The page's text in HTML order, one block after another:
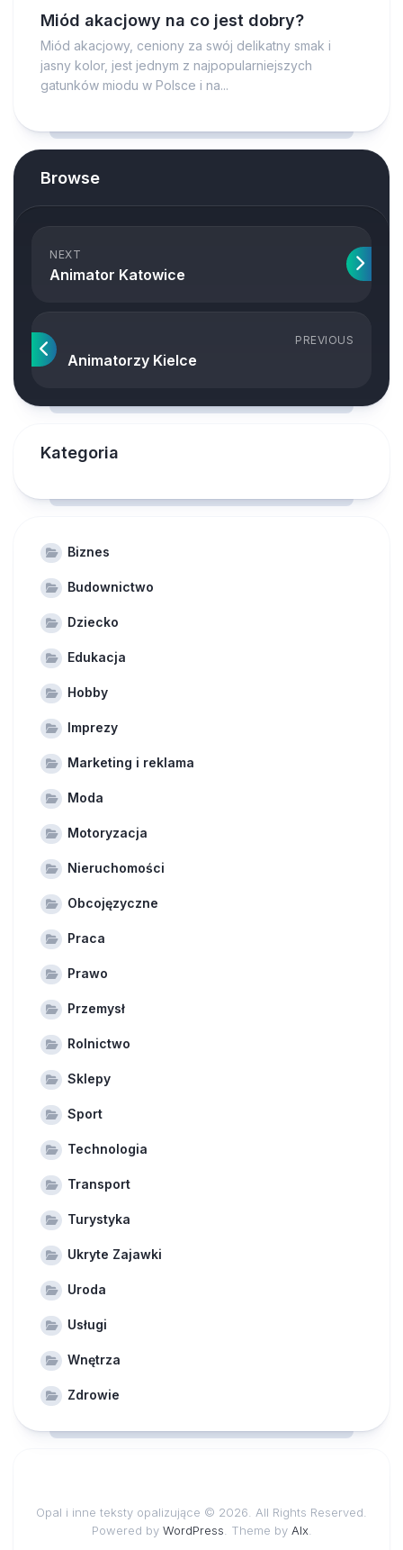
Miód akacjowy na co jest dobry?
Miód akacjowy, ceniony za swój delikatny smak i
jasny kolor, jest jednym z najpopularniejszych
gatunków miodu w Polsce i na...
Browse
NEXT
Animator Katowice
PREVIOUS
Animatorzy Kielce
Kategoria
Biznes
Budownictwo
Dziecko
Edukacja
Hobby
Imprezy
Marketing i reklama
Moda
Motoryzacja
Nieruchomości
Obcojęzyczne
Praca
Prawo
Przemysł
Rolnictwo
Sklepy
Sport
Technologia
Transport
Turystyka
Ukryte Zajawki
Uroda
Usługi
Wnętrza
Zdrowie
Opal i inne teksty opalizujące © 2026. All Rights Reserved.
Powered by WordPress . Theme by Alx